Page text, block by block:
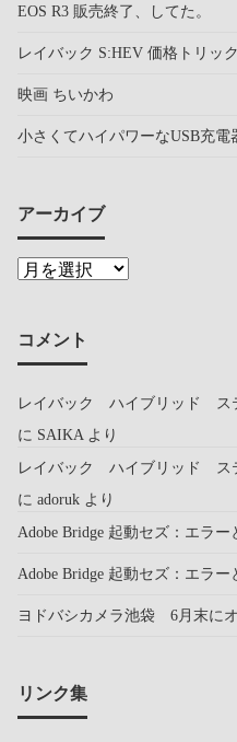
EOS R3 販売終了、してた。
レイバック S:HEV 価格トリック
映画 ちいかわ
小さくてハイパワーなUSB充電
アーカイブ
コメント
レイバック ハイブリッド ス
に SAIKAより
レイバック ハイブリッド ス
に adoruk より
Adobe Bridge 起動セズ：エラー
Adobe Bridge 起動セズ：エラー
ヨドバシカメラ池袋 6月末に
リンク集